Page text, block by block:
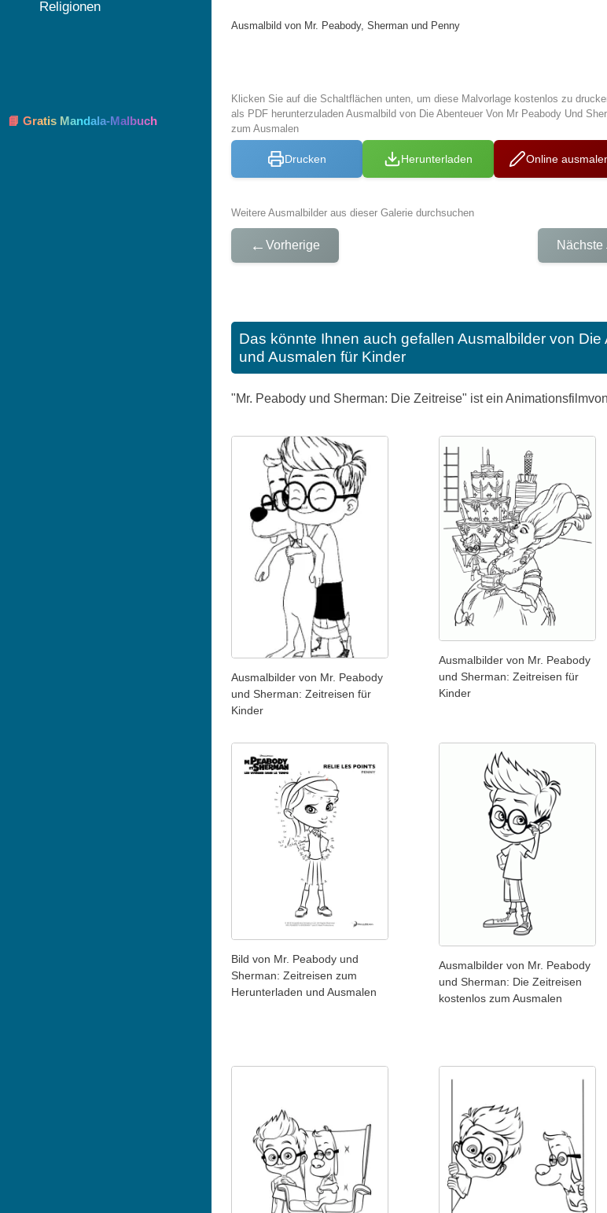
Ausmalbild von Mr. Peabody, Sherman und Penny
Klicken Sie auf die Schaltflächen unten, um diese Malvorlage kostenlos zu
als PDF herunterzuladen Ausmalbild von Die Abenteuer Von Mr Peabody Und
zum Ausmalen
Drucken Herunterladen Online
Weitere Ausmalbilder aus dieser Galerie durchsuchen
← Vorherige Nächste
Das könnte Ihnen auch gefallen Ausmalbilder von
und Ausmalen für Kinder
"Mr. Peabody und Sherman: Die Zeitreise" ist ein
Ausmalbilder von Mr. Peabody
und Sherman: Zeitreisen für
Kinder
Ausmalbilder von Mr. Peabody
und Sherman: Zeitreisen für
Kinder
Bild von Mr. Peabody und
Sherman: Zeitreisen zum
Herunterladen und Ausmalen
Ausmalbilder von Mr. Peabody
und Sherman: Die Zeitreisen
kostenlos zum Ausmalen
Religionen
📘 Gratis Mandala-Malbuch